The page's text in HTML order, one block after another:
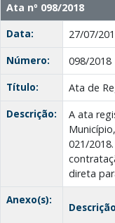
Ata nº 098/2018
Data:
27/07/
Número:
098/2018
Título:
Ata de
Descrição:
A ata
021/
direta
Anexo(s):